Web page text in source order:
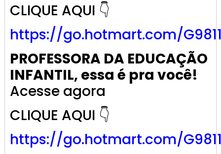
CLIQUE AQUI 👇
https://go.hotmart.com/
PROFESSORA DA EDUCAÇÃO
INFANTIL, essa é pra você!
Acesse agora
CLIQUE AQUI 👇
https://go.hotmart.com/